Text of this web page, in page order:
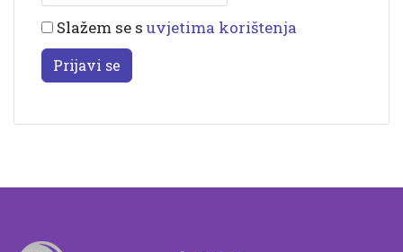
Slažem se s uvjetima korištenja
Prijavi se